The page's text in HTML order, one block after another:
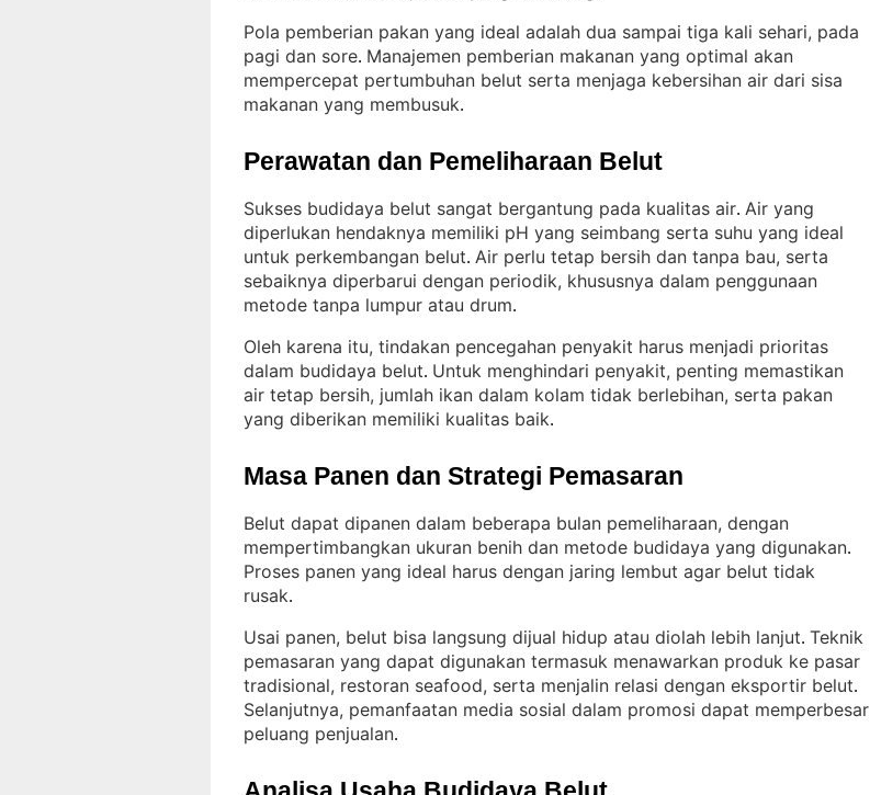
Pola pemberian pakan yang ideal adalah dua sampai tiga kali sehari, pada
pagi dan sore. Manajemen pemberian makanan yang optimal akan
mempercepat pertumbuhan belut serta menjaga kebersihan air dari sisa
makanan yang membusuk.
Perawatan dan Pemeliharaan Belut
Sukses budidaya belut sangat bergantung pada kualitas air. Air yang
diperlukan hendaknya memiliki pH yang seimbang serta suhu yang ideal
untuk perkembangan belut. Air perlu tetap bersih dan tanpa bau, serta
sebaiknya diperbarui dengan periodik, khususnya dalam penggunaan
metode tanpa lumpur atau drum.
Oleh karena itu, tindakan pencegahan penyakit harus menjadi prioritas
dalam budidaya belut. Untuk menghindari penyakit, penting memastikan
air tetap bersih, jumlah ikan dalam kolam tidak berlebihan, serta pakan
yang diberikan memiliki kualitas baik.
Masa Panen dan Strategi Pemasaran
Belut dapat dipanen dalam beberapa bulan pemeliharaan, dengan
mempertimbangkan ukuran benih dan metode budidaya yang digunakan
Proses panen yang ideal harus dengan jaring lembut agar belut tidak
rusak.
Usai panen, belut bisa langsung dijual hidup atau diolah lebih lanjut. Teknik
pemasaran yang dapat digunakan termasuk menawarkan produk ke pasar
tradisional, restoran seafood, serta menjalin relasi dengan eksportir belut
Selanjutnya, pemanfaatan media sosial dalam promosi dapat memperbesar
peluang penjualan.